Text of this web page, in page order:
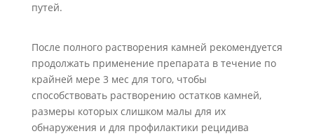
путей.
После полного растворения камней рекомендуется
продолжать применение препарата в течение по
крайней мере 3 мес для того, чтобы
способствовать растворению остатков камней,
размеры которых слишком малы для их
обнаружения и для профилактики рецидива